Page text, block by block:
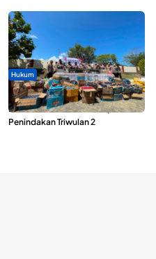
Hukum
Polda Maluku Utara Musnahkan
Ribuan Liter Miras Hasil Operasi
Penindakan Triwulan 2